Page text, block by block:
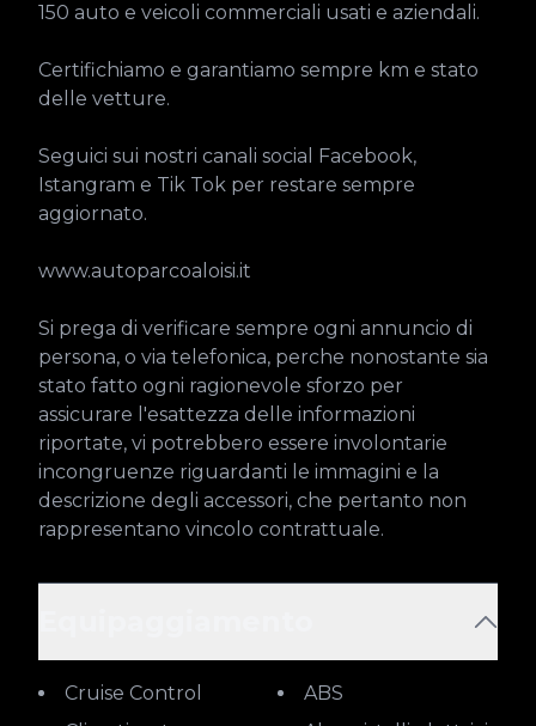
150 auto e veicoli commerciali usati e aziendali.
Certifichiamo e garantiamo sempre km e stato
delle vetture.
Seguici sui nostri canali social Facebook,
Istangram e Tik Tok per restare sempre
aggiornato.
www.autoparcoaloisi.it
Si prega di verificare sempre ogni annuncio di
persona, o via telefonica, perche nonostante sia
stato fatto ogni ragionevole sforzo per
assicurare l'esattezza delle informazioni
riportate, vi potrebbero essere involontarie
incongruenze riguardanti le immagini e la
descrizione degli accessori, che pertanto non
rappresentano vincolo contrattuale.
Cruise Control
ABS